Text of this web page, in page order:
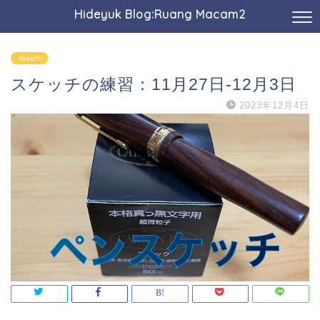
Hideyuk Blog:Ruang Macam2
Sketch
スケッチの練習：11月27日-12月3日
2023年12月4日